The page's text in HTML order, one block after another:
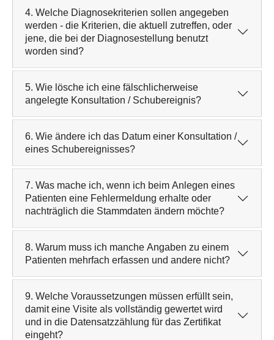
4. Welche Diagnosekriterien sollen angegeben
werden - die Kriterien, die aktuell zutreffen, oder
jene, die bei der Diagnosestellung benutzt
worden sind?
5. Wie lösche ich eine fälschlicherweise
angelegte Konsultation / Schubereignis?
6. Wie ändere ich das Datum einer Konsultation /
eines Schubereignisses?
7. Was mache ich, wenn ich beim Anlegen eines
Patienten eine Fehlermeldung erhalte oder
nachträglich die Stammdaten ändern möchte?
8. Warum muss ich manche Angaben zu einem
Patienten mehrfach erfassen und andere nicht?
9. Welche Voraussetzungen müssen erfüllt sein,
damit eine Visite als vollständig gewertet wird
und in die Datensatzzählung für das Zertifikat
eingeht?